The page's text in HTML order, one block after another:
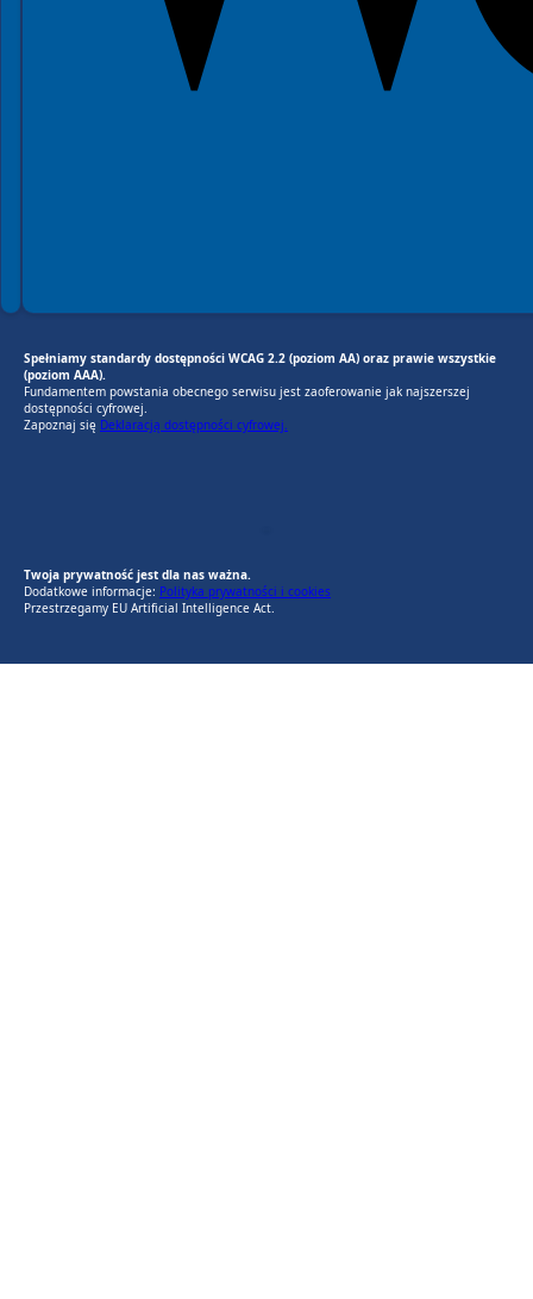
Spełniamy standardy dostępności WCAG 2.2 (poziom AA) oraz prawie wszystkie
(poziom AAA).
Fundamentem powstania obecnego serwisu jest zaoferowanie jak najszerszej
dostępności cyfrowej.
Zapoznaj się Deklaracją dostępności cyfrowej.
Twoja prywatność jest dla nas ważna.
Dodatkowe informacje: Polityka prywatności i cookies
Przestrzegamy EU Artificial Intelligence Act.